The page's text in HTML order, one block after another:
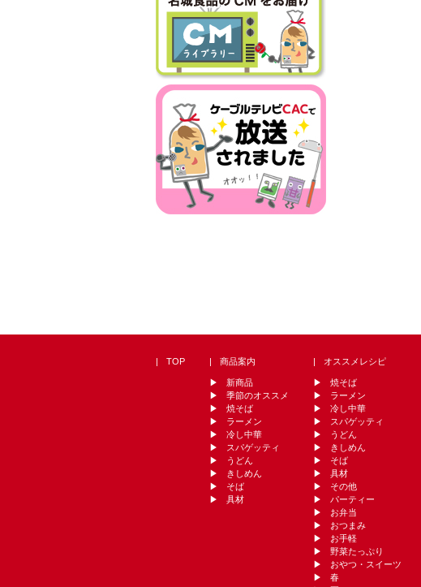
TOP 商品案内
新商品
季節のオススメ
焼そば
ラーメン
冷し中華
スパゲッティ
うどん
きしめん
そば
具材
オススメレシピ
焼そば
ラーメン
冷し中華
スパゲッティ
うどん
きしめん
そば
具材
その他
パーティー
お弁当
おつまみ
お手軽
野菜たっぷり
おやつ・スイーツ
春